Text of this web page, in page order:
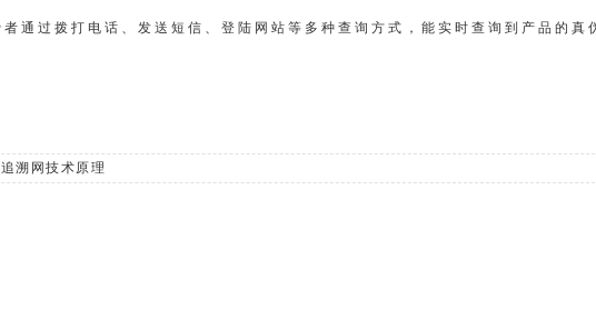
者通过拨打电话、发送短信、登陆网站等多种查询方式，能实时查询到产品的真
溯网技术原理